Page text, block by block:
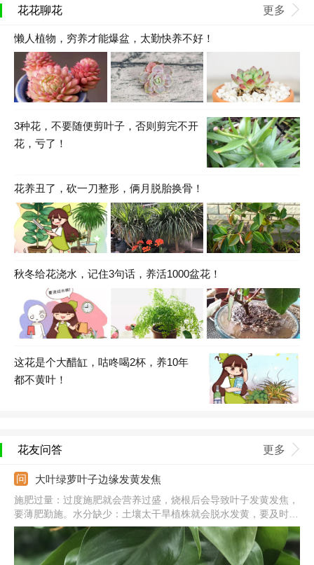
花花聊花 更多
懒人植物，穷养才能爆盆，太勤快养不好！
3种花，不要随便剪叶子，否则剪完不开
花，亏了！
花养丑了，砍一刀整形，俩月脱胎换骨！
秋冬给花浇水，记住3句话，养活1000盆花！
这花是个大醋缸，咕咚喝2杯，养10年
都不黄叶！
花友问答 更多
大叶绿萝叶子边缘发黄发焦
施肥过量：过度施肥就会营养过盛，烧根后会导致叶子发黄发焦，
要薄肥勤施。水分缺少：土壤太干旱植株就会脱水发黄，要及时浇
水，维持土壤湿润。阳光强烈：被夏季强光暴晒后，叶子会发黄发
焦，要遮光补水。气温太低：温度太低会使植株休眠，出于自我保
护叶子就会发黄发焦。